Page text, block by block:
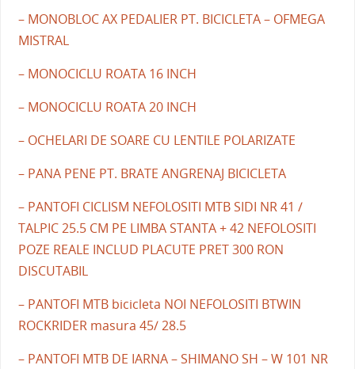
– MONOBLOC AX PEDALIER PT. BICICLETA – OFMEGA
MISTRAL
– MONOCICLU ROATA 16 INCH
– MONOCICLU ROATA 20 INCH
– OCHELARI DE SOARE CU LENTILE POLARIZATE
– PANA PENE PT. BRATE ANGRENAJ BICICLETA
– PANTOFI CICLISM NEFOLOSITI MTB SIDI NR 41 /
TALPIC 25.5 CM PE LIMBA STANTA + 42 NEFOLOSITI
POZE REALE INCLUD PLACUTE PRET 300 RON
DISCUTABIL
– PANTOFI MTB bicicleta NOI NEFOLOSITI BTWIN
ROCKRIDER masura 45/ 28.5
– PANTOFI MTB DE IARNA – SHIMANO SH – W 101 NR